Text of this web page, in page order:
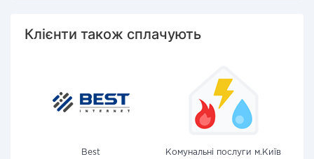
Клієнти також сплачують
Best
Комунальні послуги м.Київ